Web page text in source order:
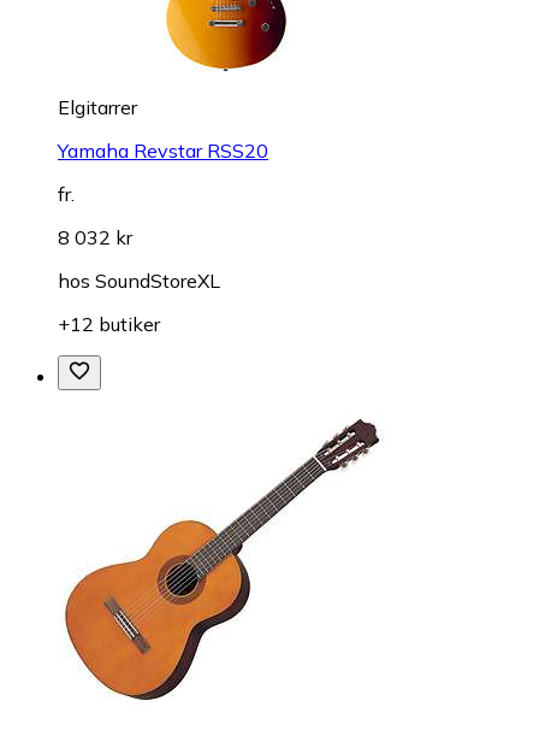
Elgitarrer
Yamaha Revstar RSS20
fr.
8 032 kr
hos SoundStoreXL
+12 butiker